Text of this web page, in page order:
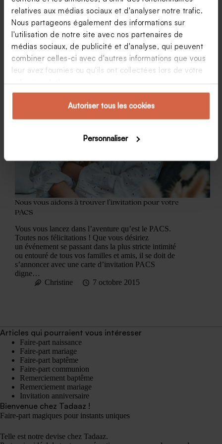
relatives aux médias sociaux et d'analyser notre trafic.
Nous partageons également des informations sur
l'utilisation de notre site avec nos partenaires de
médias sociaux, de publicité et d'analyse, qui peuvent
combiner celles-ci avec d'autres informations que vous
leur avez fournies ou qu'ils ont collectées lors de votre
utilisation de leurs services.
Autoriser tous les cookies
Personnaliser
Nous vous aidons à trouver l’invitation pour votre
PACS
Vous vous lancez dans l’aventure qu’est le PACS.
Toutes nos félicitations ! Que vous désiriez
un événement se passant dans la plus stricte intimité
ou entouré de tous vos familles et amis, il se doit de
s’annoncer avec une carte d’invitation PACS
digne…
Christine
7 octobre 2015
Articles qui pourraient vous intéresser
Faire-part naissance
Faire-part mariage
Faire-part baptême
Faire-part communion
Remerciement baptême
Remerciement mariage
Invitation anniversaire
Bienvenue chez Tadaaz !
Faire-part magiques pour instants uniques
Telle est notre devise chez Tadaaz.